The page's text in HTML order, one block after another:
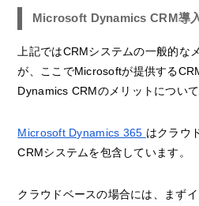
Microsoft Dynamics CRM導
上記ではCRMシステムの一般的な
が、ここでMicrosoftが提供する
Dynamics CRMのメリットについて
Microsoft Dynamics 365 はクラウ
CRMシステムを包含しています。
クラウドベースの場合には、まず